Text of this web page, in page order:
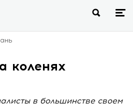
коленях
в большинстве своем